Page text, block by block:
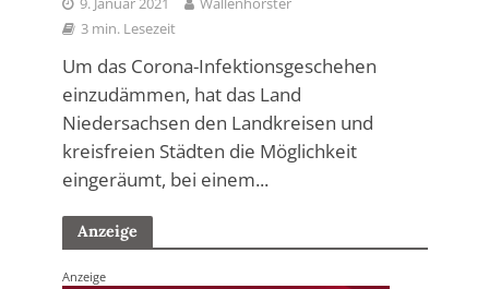
9. Januar 2021
Wallenhorster
3 min. Lesezeit
Um das Corona-Infektionsgeschehen
einzudämmen, hat das Land
Niedersachsen den Landkreisen und
kreisfreien Städten die Möglichkeit
eingeräumt, bei einem...
Anzeige
Anzeige